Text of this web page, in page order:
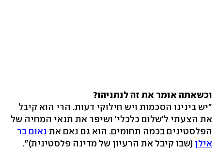
וכשאתה אומר את זה לנתניהו?
"יש בינינו הסכמות ויש חילוקי דעות. הרי הוא קיבל
את הצעתי ל'שלום כלכלי' ושיפר את תנאי המחיה של
הפלסטינים בכמה תחומים. הוא גם נאם את נאום בר
אילן (שבו קיבל את הרעיון של מדינה פלסטינית)".